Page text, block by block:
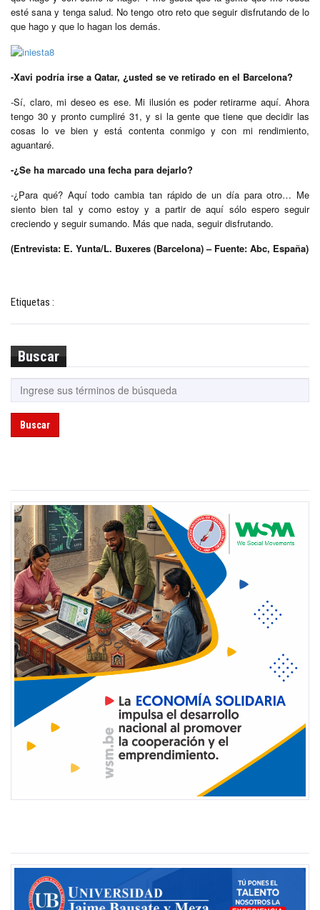
esté sana y tenga salud. No tengo otro reto que seguir disfrutando de lo
que hago y que lo hagan los demás.
-Xavi podría irse a Qatar, ¿usted se ve retirado en el Barcelona?
-Sí, claro, mi deseo es ese. Mi ilusión es poder retirarme aquí. Ahora
tengo 30 y pronto cumpliré 31, y si la gente que tiene que decidir las
cosas lo ve bien y está contenta conmigo y con mi rendimiento,
aguantaré.
-¿Se ha marcado una fecha para dejarlo?
-¿Para qué? Aquí todo cambia tan rápido de un día para otro… Me
siento bien tal y como estoy y a partir de aquí sólo espero seguir
creciendo y seguir sumando. Más que nada, seguir disfrutando.
(Entrevista: E. Yunta/L. Buxeres (Barcelona) – Fuente: Abc, España)
Etiquetas :
Buscar
Buscar